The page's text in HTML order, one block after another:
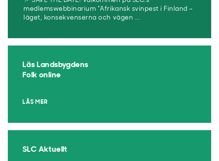
medlemswebbinarium ”Afrikansk svinpest i Finland –
läget, konsekvenserna och vägen ...
Läs Landsbygdens
Folk online
LÄS MER
SLC Aktuellt